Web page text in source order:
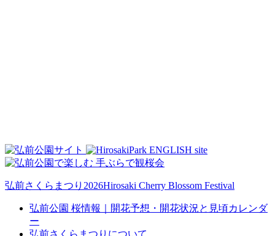
弘前さくらまつり2026Hirosaki Cherry Blossom Festival
弘前公園 桜情報｜開花予想・開花状況と見頃カレンダ
ー
弘前さくらまつりについて